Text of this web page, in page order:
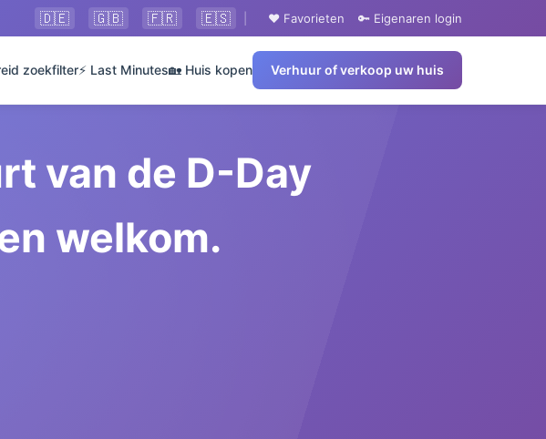
🇩🇪 🇬🇧 🇫🇷 🇪🇸 ❤️ Favorieten 🔑 Eigenaren login
zoekfilter⚡ Last Minutes🏡 Huis kopen Verhuur of verkoop uw huis
van de D-Day
welkom.